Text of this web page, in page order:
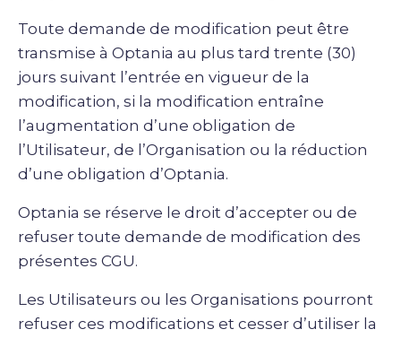
Toute demande de modification peut être
transmise à Optania au plus tard trente (30)
jours suivant l’entrée en vigueur de la
modification, si la modification entraîne
l’augmentation d’une obligation de
l’Utilisateur, de l’Organisation ou la réduction
d’une obligation d’Optania.
Optania se réserve le droit d’accepter ou de
refuser toute demande de modification des
présentes CGU.
Les Utilisateurs ou les Organisations pourront
refuser ces modifications et cesser d’utiliser la